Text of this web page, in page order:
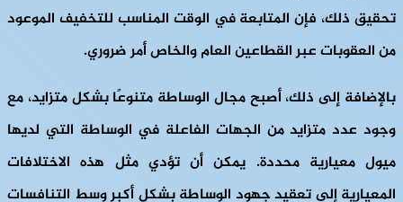
تحقيق ذلك، فإن المتابعة في الوقت المناسب للتخفيف الموعود
من العقوبات عبر القطاعين العام والخاص أمر ضروري.
بالإضافة إلى ذلك، أصبح مجال الوساطة متنوعًا بشكل متزايد، مع
وجود عدد متزايد من الجهات الفاعلة في الوساطة التي لديها
ميول معيارية محددة. يمكن أن تؤدي مثل هذه الاختلافات
المعيارية إلى تعقيد جهود الوساطة بشكل أكبر وسط التنافسات